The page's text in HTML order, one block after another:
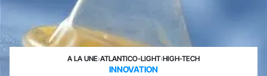
A LA UNE›ATLANTICO-LIGHT›HIGH-TECH
INNOVATION